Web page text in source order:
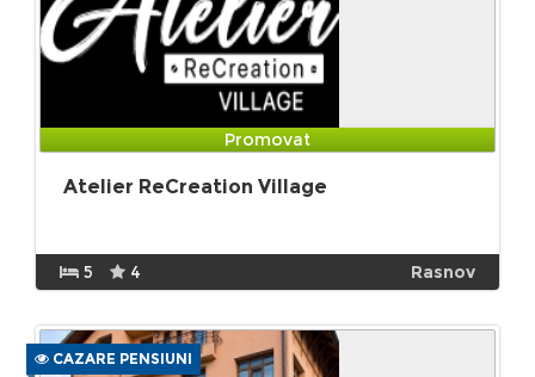
Promovat
Atelier ReCreation Village
5 4 Rasnov
CAZARE PENSIUNI